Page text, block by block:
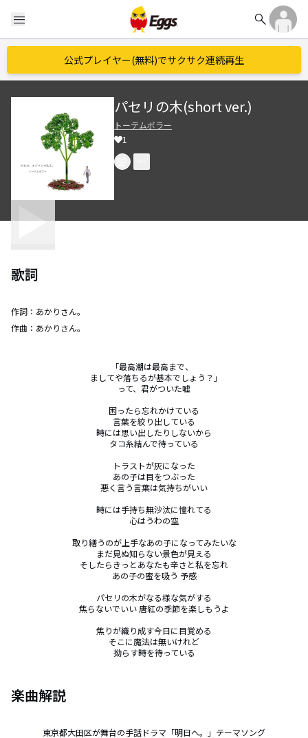
menu search
公式プレイヤー(無料)でサクサク連続再生
パセリの木(short ver.)
トーテムポラー
1
歌詞
作詞： あかりさん。
作曲： あかりさん。
｢最高潮は最高まで、
ましてや落ちるが基本でしょう？｣
って、君がついた嘘
困ったら忘れかけている
言葉を絞り出している
時には思い出したりしないから
タコ糸結んで待っている
トラストが灰になった
あの子は目をつぶった
悪く言う言葉は気持ちがいい
時には手持ち無沙汰に憧れてる
心はうわの空
取り繕うのが上手なあの子になってみたいな
まだ見ぬ知らない景色が見える
そしたらきっとあなたも辛さと私を忘れ
あの子の蜜を吸う 予感
パセリの木がなる様な気がする
焦らないでいい 唐紅の季節を楽しもうよ
焦りが織り成す今日に目覚める
そこに魔法は無いけれど
拗らす時を待っている
楽曲解説
東京都大田区が舞台の手話ドラマ「明日へ。」テーマソング